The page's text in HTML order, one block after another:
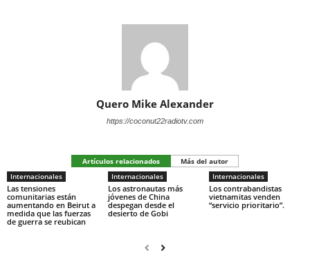
Quero Mike Alexander
https://coconut22radiotv.com
Artículos relacionados
Más del autor
Internacionales
Las tensiones
comunitarias están
aumentando en Beirut a
medida que las fuerzas
de guerra se reubican
Internacionales
Los astronautas más
jóvenes de China
despegan desde el
desierto de Gobi
Internacionales
Los contrabandistas
vietnamitas venden
“servicio prioritario”.